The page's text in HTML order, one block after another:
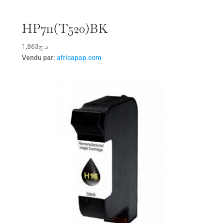
HP711(T520)BK
د.ج1,863
Vendu par: africapap.com